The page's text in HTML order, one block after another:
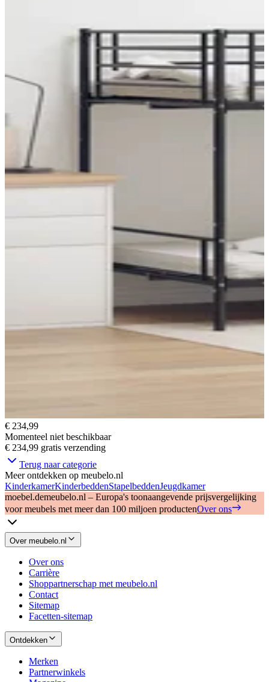
€ 234,99
Momenteel niet beschikbaar
€ 234,99 gratis verzending
Terug naar categorie
Meer ontdekken op meubelo.nl
KinderkamerKinderbeddenStapelbeddenJeugdkamer
moebel.demeubelo.nl – Europa's toonaangevende prijsvergelijking
voor meubels met meer dan 100 miljoen productenOver ons
Over meubelo.nl
Over ons
Carrière
Shoppartnerschap met meubelo.nl
Contact
Sitemap
Facetten-sitemap
Ontdekken
Merken
Partnerwinkels